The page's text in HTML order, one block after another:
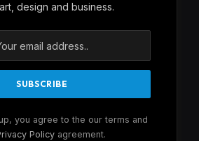
design and business.
you agree to the our terms and
Policyagreement.